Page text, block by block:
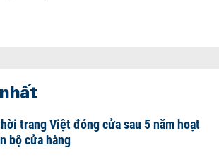
trang Việt đóng cửa sau 5 năm hoạt
bộ cửa hàng